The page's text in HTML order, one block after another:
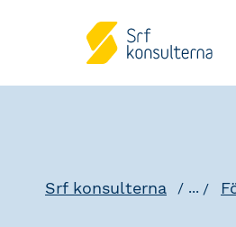
Srf konsulterna ...